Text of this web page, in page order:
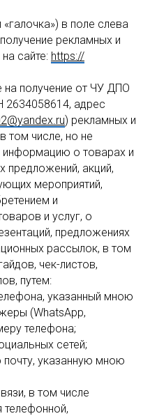
в поле слева
рекламных и
сайте: https://
на получение от ЧУ ДПО
2634058614, адрес
) рекламных и
том числе, но не
информацию о товарах и
предложений, акций,
мероприятий,
и
и услуг, о
предложениях
рассылок, в том
чек-листов,
путем:
указанный мною
(WhatsAрр,
телефона;
сетей;
указанную мною
в том числе
телефонной,